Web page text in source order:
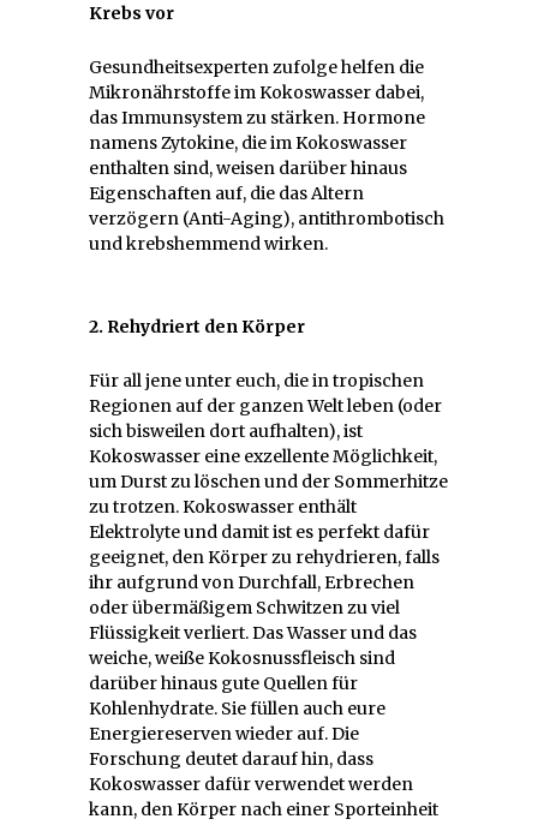
Krebs vor
Gesundheitsexperten zufolge helfen die
Mikronährstoffe im Kokoswasser dabei,
das Immunsystem zu stärken. Hormone
namens Zytokine, die im Kokoswasser
enthalten sind, weisen darüber hinaus
Eigenschaften auf, die das Altern
verzögern (Anti-Aging), antithrombotisch
und krebshemmend wirken.
2. Rehydriert den Körper
Für all jene unter euch, die in tropischen
Regionen auf der ganzen Welt leben (oder
sich bisweilen dort aufhalten), ist
Kokoswasser eine exzellente Möglichkeit,
um Durst zu löschen und der Sommerhitze
zu trotzen. Kokoswasser enthält
Elektrolyte und damit ist es perfekt dafür
geeignet, den Körper zu rehydrieren, falls
ihr aufgrund von Durchfall, Erbrechen
oder übermäßigem Schwitzen zu viel
Flüssigkeit verliert. Das Wasser und das
weiche, weiße Kokosnussfleisch sind
darüber hinaus gute Quellen für
Kohlenhydrate. Sie füllen auch eure
Energiereserven wieder auf. Die
Forschung deutet darauf hin, dass
Kokoswasser dafür verwendet werden
kann, den Körper nach einer Sporteinheit